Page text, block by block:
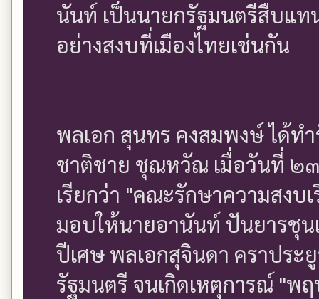
นันท์ เป็นนายกรัฐมนตรีสืบแ
อย่างสงบที่เมืองไทยเช่นกัน
พลเอก สุนทร คงสมพงษ์ ได้ท
ชาติชาย ชุณหวัณ เมื่อวันที่
เรียกว่า "คณะรักษาความสงบ
มอบให้นายอานันท์ ปันยารชุ
ปีเศษ พลเอกสุจินดา คราประ
รัฐมนตรี จนเกิดเหตุการณ์ "